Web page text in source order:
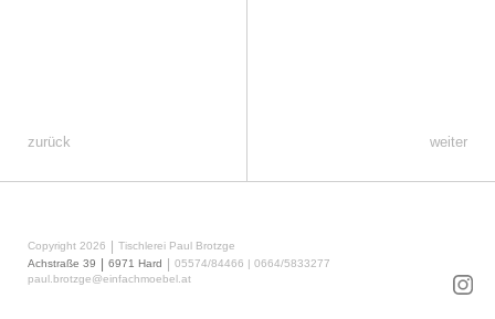
weiter
zurück
Copyright 2026
Tischlerei Paul Brotzge
Achstraße 39
6971 Hard 05574/84466 | 0664/5833277
paul.brotzge@einfachmoebel.at